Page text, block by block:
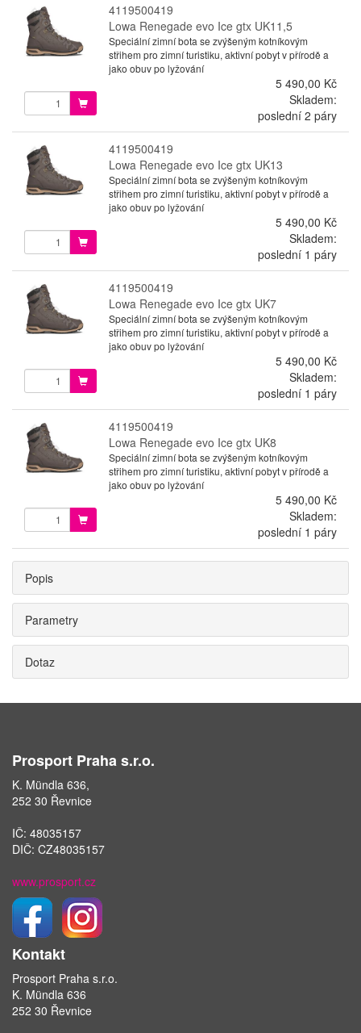
4119500419
Lowa Renegade evo Ice gtx UK11,5
Speciální zimní bota se zvýšeným kotníkovým
střihem pro zimní turistiku, aktivní pobyt v přírodě a
jako obuv po lyžování
5 490,00 Kč
Skladem:
poslední 2 páry
4119500419
Lowa Renegade evo Ice gtx UK13
Speciální zimní bota se zvýšeným kotníkovým
střihem pro zimní turistiku, aktivní pobyt v přírodě a
jako obuv po lyžování
5 490,00 Kč
Skladem:
poslední 1 páry
4119500419
Lowa Renegade evo Ice gtx UK7
Speciální zimní bota se zvýšeným kotníkovým
střihem pro zimní turistiku, aktivní pobyt v přírodě a
jako obuv po lyžování
5 490,00 Kč
Skladem:
poslední 1 páry
4119500419
Lowa Renegade evo Ice gtx UK8
Speciální zimní bota se zvýšeným kotníkovým
střihem pro zimní turistiku, aktivní pobyt v přírodě a
jako obuv po lyžování
5 490,00 Kč
Skladem:
poslední 1 páry
Popis
Parametry
Dotaz
Prosport Praha s.r.o.
K. Mündla 636,
252 30 Řevnice
IČ: 48035157
DIČ: CZ48035157
www.prosport.cz
Kontakt
Prosport Praha s.r.o.
K. Mündla 636
252 30 Řevnice